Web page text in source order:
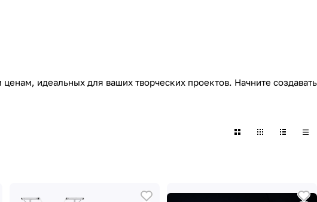
идеальных для ваших творческих проектов. Начните создавать